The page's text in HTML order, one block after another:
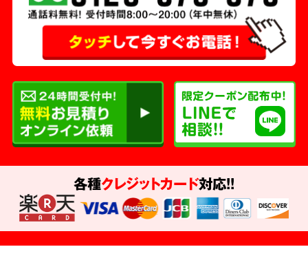
各種クレジットカード対応!!